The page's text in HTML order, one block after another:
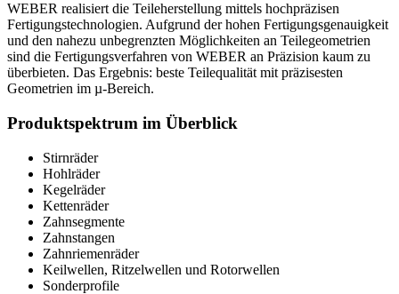
WEBER realisiert die Teileherstellung mittels hochpräzisen
Fertigungstechnologien. Aufgrund der hohen Fertigungsgenauigkeit
und den nahezu unbegrenzten Möglichkeiten an Teilegeometrien
sind die Fertigungsverfahren von WEBER an Präzision kaum zu
überbieten. Das Ergebnis: beste Teilequalität mit präzisesten
Geometrien im µ-Bereich.
Produktspektrum im Überblick
Stirnräder
Hohlräder
Kegelräder
Kettenräder
Zahnsegmente
Zahnstangen
Zahnriemenräder
Keilwellen, Ritzelwellen und Rotorwellen
Sonderprofile